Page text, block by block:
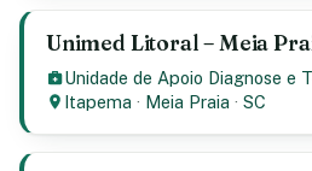
Unimed Litoral – Meia
Unidade de Apoio Diagnose e
Itapema · Meia Praia ·SC